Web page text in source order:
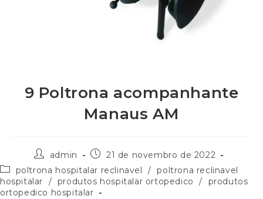
9 Poltrona acompanhante
Manaus AM
admin
21 de novembro de 2022
poltrona hospitalar reclinavel
/ poltrona reclinavel
hospitalar
/ produtos hospitalar ortopedico /
produtos
ortopedico hospitalar